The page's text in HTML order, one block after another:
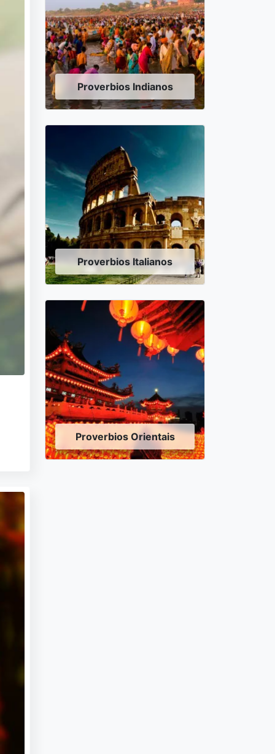
Proverbios Indianos
Proverbios Italianos
Proverbios Orientais